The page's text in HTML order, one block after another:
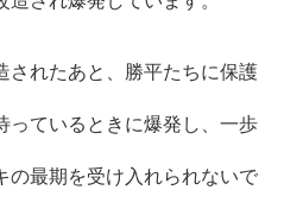
れたあと、勝平たちに保護
っているときに爆発し、一歩
の最期を受け入れられないで